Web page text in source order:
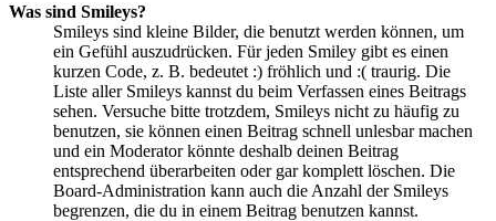
Was sind Smileys?
Smileys sind kleine Bilder, die benutzt werden können, um
ein Gefühl auszudrücken. Für jeden Smiley gibt es einen
kurzen Code, z. B. bedeutet :) fröhlich und :( traurig. Die
Liste aller Smileys kannst du beim Verfassen eines Beitrags
sehen. Versuche bitte trotzdem, Smileys nicht zu häufig zu
benutzen, sie können einen Beitrag schnell unlesbar machen
und ein Moderator könnte deshalb deinen Beitrag
entsprechend überarbeiten oder gar komplett löschen. Die
Board-Administration kann auch die Anzahl der Smileys
begrenzen, die du in einem Beitrag benutzen kannst.